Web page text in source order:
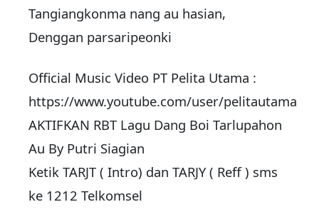
Tangiangkonma nang au hasian,
Denggan parsaripeonki
Official Music Video PT Pelita Utama :
https://www.youtube.com/user/pelitautama
AKTIFKAN RBT Lagu Dang Boi Tarlupahon
Au By Putri Siagian
Ketik TARJT ( Intro) dan TARJY ( Reff ) sms
ke 1212 Telkomsel